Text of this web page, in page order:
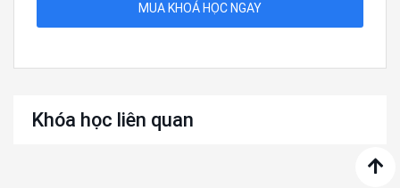
MUA KHOÁ HỌC NGAY
Khóa học liên quan